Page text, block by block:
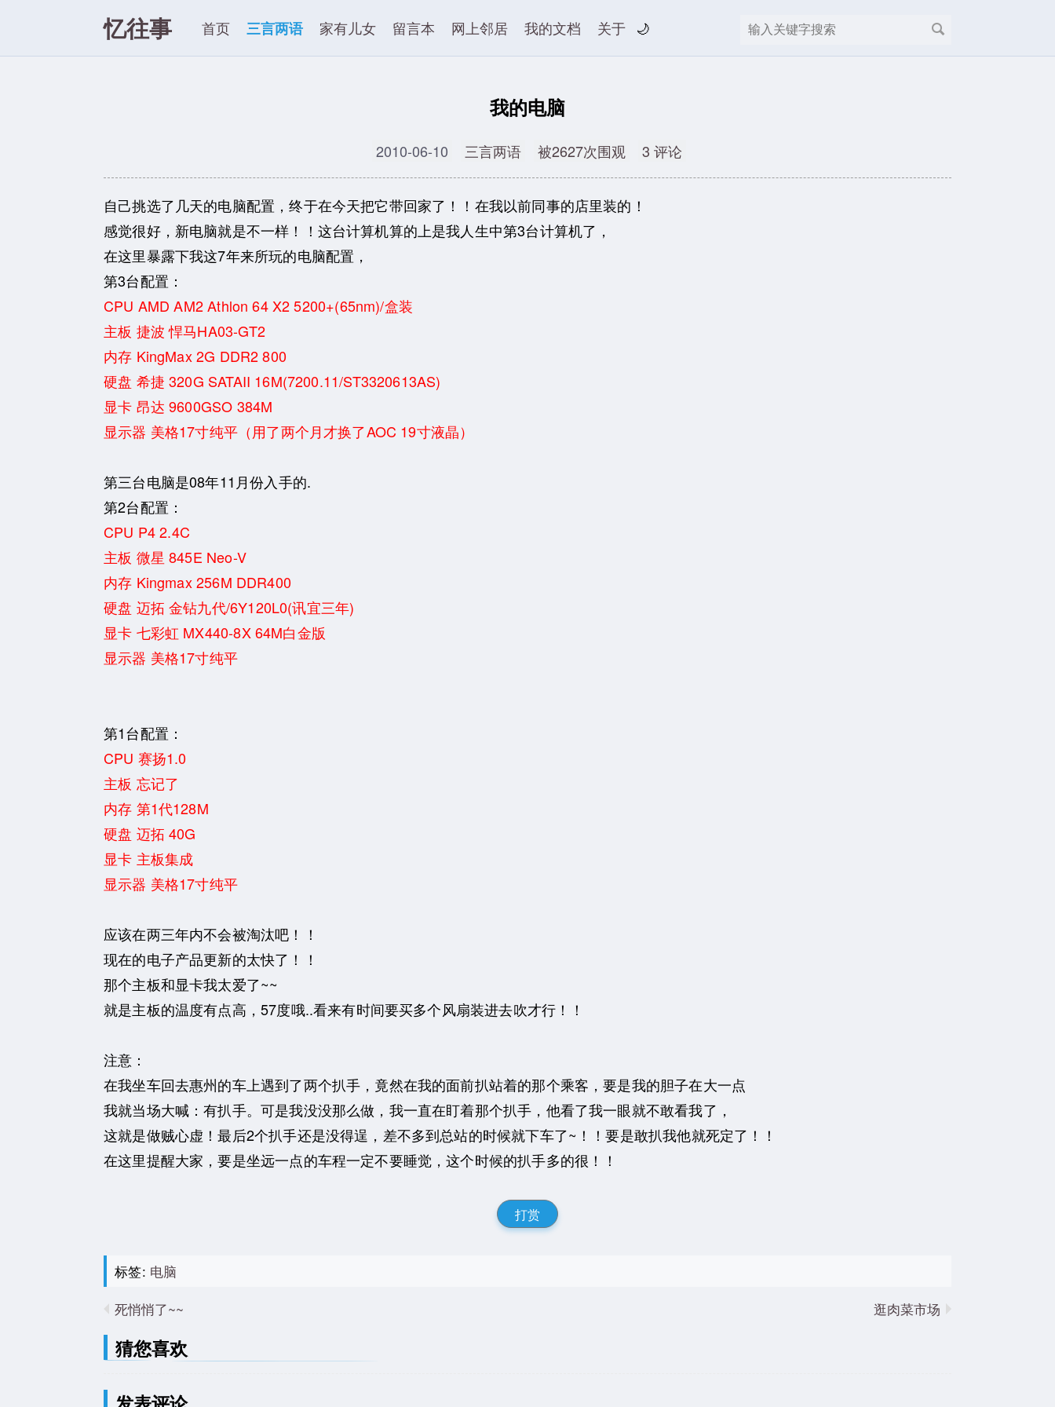
忆往事 首页 三言两语 家有儿女 留言本 网上邻居 我的文档 关于 🌙
我的电脑
2010-06-10 三言两语 被2627次围观 3 评论
自己挑选了几天的电脑配置，终于在今天把它带回家了！！在我以前同事的店里装的！
感觉很好，新电脑就是不一样！！这台计算机算的上是我人生中第3台计算机了，
在这里暴露下我这7年来所玩的电脑配置，
第3台配置：
CPU AMD AM2 Athlon 64 X2 5200+(65nm)/盒装
主板 捷波 悍马HA03-GT2
内存 KingMax 2G DDR2 800
硬盘 希捷 320G SATAII 16M(7200.11/ST3320613AS)
显卡 昂达 9600GSO 384M
显示器 美格17寸纯平（用了两个月才换了AOC 19寸液晶）
第三台电脑是08年11月份入手的.
第2台配置：
CPU P4 2.4C
主板 微星 845E Neo-V
内存 Kingmax 256M DDR400
硬盘 迈拓 金钻九代/6Y120L0(讯宜三年)
显卡 七彩虹 MX440-8X 64M白金版
显示器 美格17寸纯平
第1台配置：
CPU 赛扬1.0
主板 忘记了
内存 第1代128M
硬盘 迈拓 40G
显卡 主板集成
显示器 美格17寸纯平
应该在两三年内不会被淘汰吧！！
现在的电子产品更新的太快了！！
那个主板和显卡我太爱了~~
就是主板的温度有点高，57度哦..看来有时间要买多个风扇装进去吹才行！！
注意：
在我坐车回去惠州的车上遇到了两个扒手，竟然在我的面前扒站着的那个乘客，要是我的胆子在大一点
我就当场大喊：有扒手。可是我没没那么做，我一直在盯着那个扒手，他看了我一眼就不敢看我了，
这就是做贼心虚！最后2个扒手还是没得逞，差不多到总站的时候就下车了~！！要是敢扒我他就死定了！！
在这里提醒大家，要是坐远一点的车程一定不要睡觉，这个时候的扒手多的很！！
打赏
标签: 电脑
死悄悄了~~
逛肉菜市场
猜您喜欢